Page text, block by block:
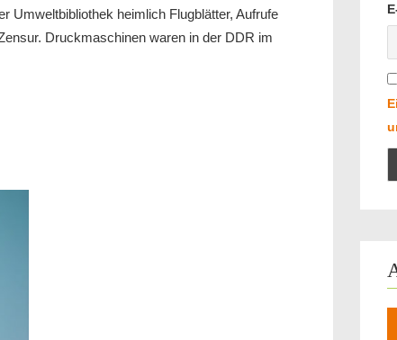
Umweltbibliothek heimlich Flugblätter, Aufrufe
Druckmaschinen waren in der DDR im